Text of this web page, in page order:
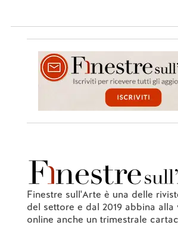
Finestre sull'Arte è una delle
del settore e dal 2019 abbina alla
online anche un trimestrale